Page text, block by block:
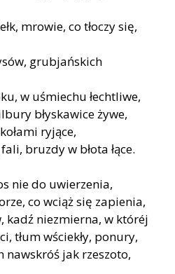
mrowie, co tłoczy się,
grubjańskich
w uśmiechu łechtliwe,
błyskawice żywe,
ryjące,
bruzdy w błota łące.
nie do uwierzenia,
co wciąż się zapienia,
kadź niezmierna, w któréj
tłum wściekły, ponury,
nawskróś jak rzeszoto,